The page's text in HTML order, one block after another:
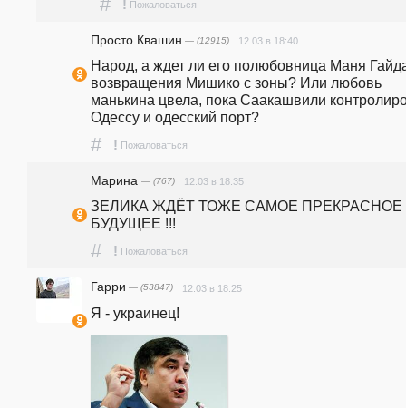
! Пожаловаться
Просто Квашин — (12915) 12.03 в 18:40
Народ, а ждет ли его полюбовница Маня
возвращения Мишико с зоны? Или любовь
манькина цвела, пока Саакашвили
Одессу и одесский порт?
# ! Пожаловаться
Марина — (767) 12.03 в 18:35
ЗЕЛИКА ЖДЁТ ТОЖЕ САМОЕ ПРЕКРАСНОЕ
БУДУЩЕЕ !!!
# ! Пожаловаться
Гарри — (53847) 12.03 в 18:25
Я - украинец!